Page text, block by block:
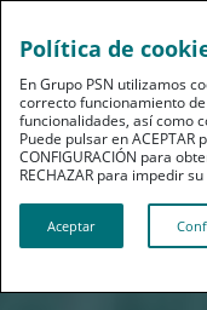
Política de
En Grupo PSN utilizamos
correcto funcionamiento
funcionalidades, así como
Puede pulsar en ACEPTAR
CONFIGURACIÓN para
RECHAZAR para impedir
Aceptar